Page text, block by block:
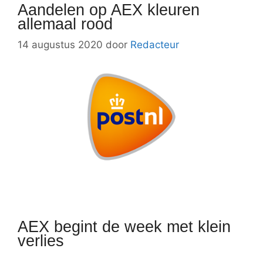
Aandelen op AEX kleuren
allemaal rood
14 augustus 2020 door Redacteur
AEX begint de week met klein
verlies